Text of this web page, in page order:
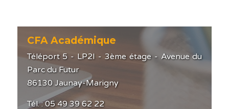
CFA Académique
Téléport 5 - LP2I - 3ème étage - Avenue du
Parc du Futur
86130 Jaunay-Marigny
Tél. : 05 49 39 62 22